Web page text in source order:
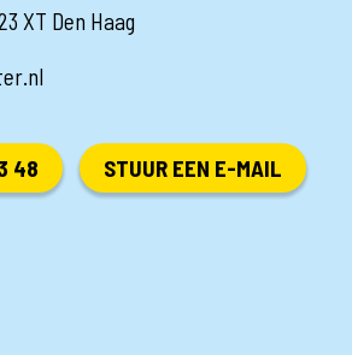
XT Den Haag
48 STUUR EEN E-MAIL